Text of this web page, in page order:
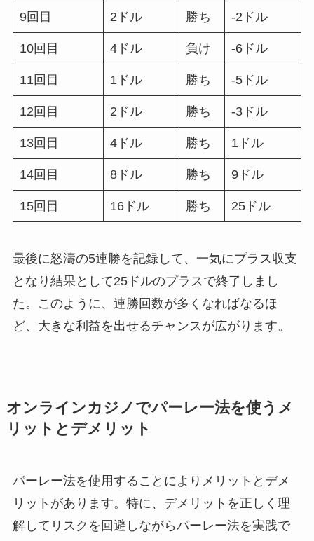
9回目 2ドル 勝ち -2ドル
10回目 4ドル 負け -6ドル
11回目 1ドル 勝ち -5ドル
12回目 2ドル 勝ち -3ドル
13回目 4ドル 勝ち 1ドル
14回目 8ドル 勝ち 9ドル
15回目 16ドル 勝ち 25ドル
最後に怒濤の5連勝を記録して、一気にプラス収支
となり結果として25ドルのプラスで終了しまし
た。このように、連勝回数が多くなればなるほ
ど、大きな利益を出せるチャンスが広がります。
オンラインカジノでパーレー法を使うメ
リットとデメリット
パーレー法を使用することによりメリットとデメ
リットがあります。特に、デメリットを正しく理
解してリスクを回避しながらパーレー法を実践で